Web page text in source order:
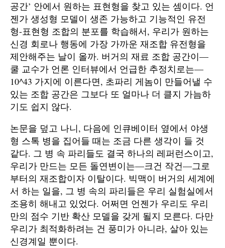
공간’ 안에서 원하는 표현형을 찾고 있는 셈이다. 언
젠가 생성형 모델이 생존 가능하고 기능적인 유전
형-표현형 조합의 분포를 학습해서, 우리가 원하는
신경 회로나 행동에 가장 가까운 재조합 유전형을
제안해주는 날이 올까. 버거의 재료 조합 공간이—
쿨 교수가 언론 인터뷰에서 언급한 추정치로는—
10^43 가지에 이른다면, 초파리 게놈이 만들어낼 수
있는 조합 공간은 그보다 또 얼마나 더 클지 가늠하
기도 쉽지 않다.
논문을 덮고 나니, 다음에 인큐베이터 옆에서 야생
형 스톡 병을 집어들 때는 조금 다른 생각이 들 것
같다. 그 병 속 파리들도 결국 하나의 레퍼런스이고,
우리가 만드는 모든 돌연변이는—크건 작건—그로
부터의 재조합이자 이탈이다. 빅맥이 버거의 세계에
서 하는 일을, 그 병 속의 파리들은 우리 실험실에서
조용히 해내고 있었다. 어쩌면 언젠가 우리도 우리
만의 점수 기반 확산 모델을 갖게 될지 모른다. 다만
우리가 최적화하려는 건 풍미가 아니라, 살아 있는
신경계일 뿐이다.